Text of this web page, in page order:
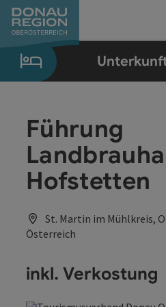
Zum Inhalt
Zur Navigation
Zum Seitenanfang
Zur Kontaktseite
Zum Impressum
Zur Startseite
Führung
Hofstetten
St. Martin im Mühlkreis,
Österreich
inkl. Verkostung